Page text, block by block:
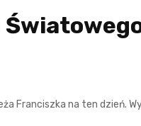
Franciszka na ten dzień.